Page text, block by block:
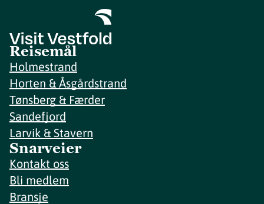
Reisemål
Holmestrand
Horten & Åsgårdstrand
Tønsberg & Færder
Sandefjord
Larvik & Stavern
Snarveier
Kontakt oss
Bli medlem
Bransje